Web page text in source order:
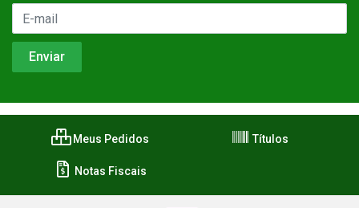
Meus Pedidos Títulos
Notas Fiscais